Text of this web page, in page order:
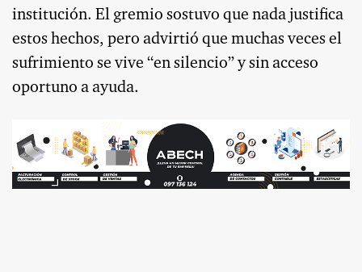
institución. El gremio sostuvo que nada justifica
estos hechos, pero advirtió que muchas veces el
sufrimiento se vive “en silencio” y sin acceso
oportuno a ayuda.